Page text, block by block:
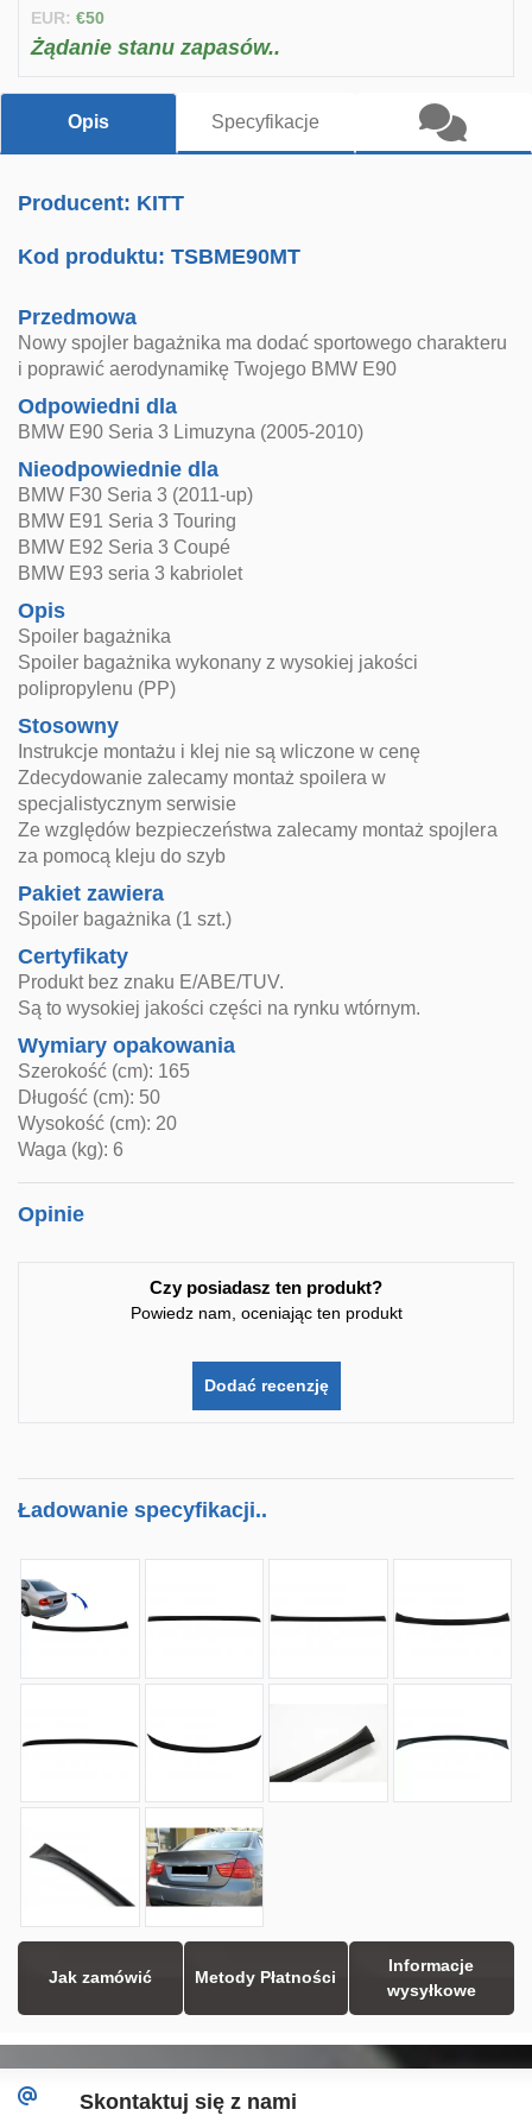
EUR: €50
Żądanie stanu zapasów..
Opis Specyfikacje
Producent: KITT
Kod produktu:TSBME90MT
Przedmowa
Nowy spojler bagażnika ma dodać sportowego charakteru
i poprawić aerodynamikę Twojego BMW E90
Odpowiedni dla
BMW E90 Seria 3 Limuzyna (2005-2010)
Nieodpowiednie dla
BMW F30 Seria 3 (2011-up)
BMW E91 Seria 3 Touring
BMW E92 Seria 3 Coupé
BMW E93 seria 3 kabriolet
Opis
Spoiler bagażnika
Spoiler bagażnika wykonany z wysokiej jakości
polipropylenu (PP)
Stosowny
Instrukcje montażu i klej nie są wliczone w cenę
Zdecydowanie zalecamy montaż spoilera w
specjalistycznym serwisie
Ze względów bezpieczeństwa zalecamy montaż spojlera
za pomocą kleju do szyb
Pakiet zawiera
Spoiler bagażnika (1 szt.)
Certyfikaty
Produkt bez znaku E/ABE/TUV.
Są to wysokiej jakości części na rynku wtórnym.
Wymiary opakowania
Szerokość (cm): 165
Długość (cm): 50
Wysokość (cm): 20
Waga (kg): 6
Opinie
Czy posiadasz ten produkt?
Powiedz nam, oceniając ten produkt
Dodać recenzję
Ładowanie specyfikacji..
Jak zamówić Metody Płatności
Informacje
wysyłkowe
Skontaktuj się z nami